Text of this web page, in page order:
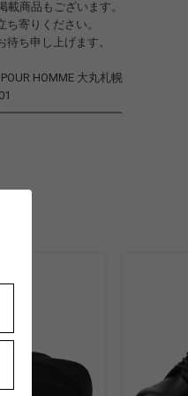
載商品もございます。
寄りください。
待ち申し上げます。
HOMME 大丸札幌